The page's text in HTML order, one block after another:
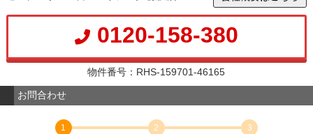
0120-158-380
物件番号：RHS-159701-46165
お問合わせ
1
2
3